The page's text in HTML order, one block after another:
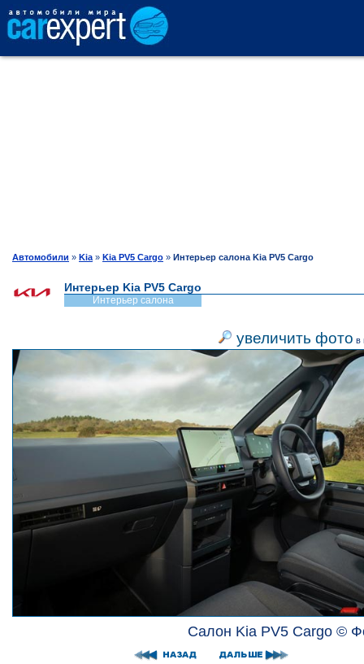
ТЕСТ-ДРАЙВ
ШИНЫ
Автомобили » Kia » Kia PV5 Cargo » Интерьер салона Kia PV5 Cargo
Интерьер Kia PV5 Cargo
Интерьер салона
увеличить фото в
Салон Kia PV5 Cargo ©